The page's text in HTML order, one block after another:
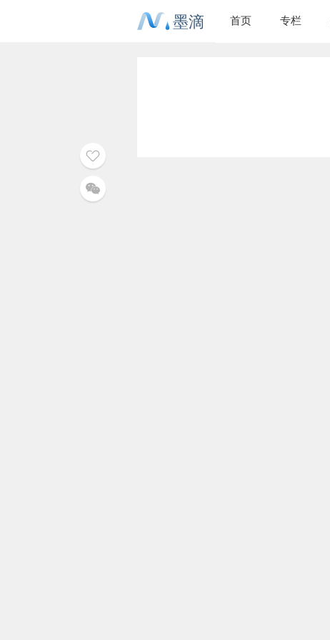
墨滴 首页 专栏